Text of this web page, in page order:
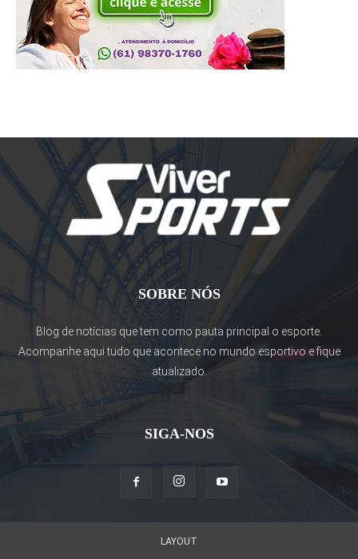
SOBRE NÓS
Blog de notícias que tem como pauta principal o esporte.
Acompanhe aqui tudo que acontece no mundo esportivo e fique
atualizado.
SIGA-NOS
LAYOUT